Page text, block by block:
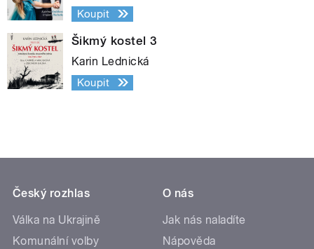
Koupit
Šikmý kostel 3
Karin Lednická
Koupit
Český rozhlas
Válka na Ukrajině
Komunální volby
O nás
Jak nás naladíte
Nápověda